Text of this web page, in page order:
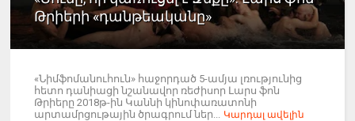
Թրիերի «դանթեականը»
«Նիմֆոմանուհուն» հաջորդած 5-ամյա լռությունից
հետո դանիացի նշանավոր ռեժիսոր Լարս ֆոն
Թրիերը 2018թ-ին Կաննի կինոփառատոնի
արտամրցութային ծրագրում ներ...
Կարդալ ավելին